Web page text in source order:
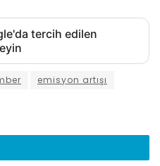
tercih edilen
emisyon artışı